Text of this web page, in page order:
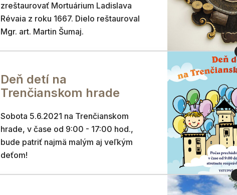
zreštaurovať Mortuárium Ladislava
Révaia z roku 1667. Dielo reštauroval
Mgr. art. Martin Šumaj.
Deň detí na
Trenčianskom hrade
Sobota 5.6.2021 na Trenčianskom
hrade, v čase od 9:00 - 17:00 hod.,
bude patriť najmä malým aj veľkým
deťom!